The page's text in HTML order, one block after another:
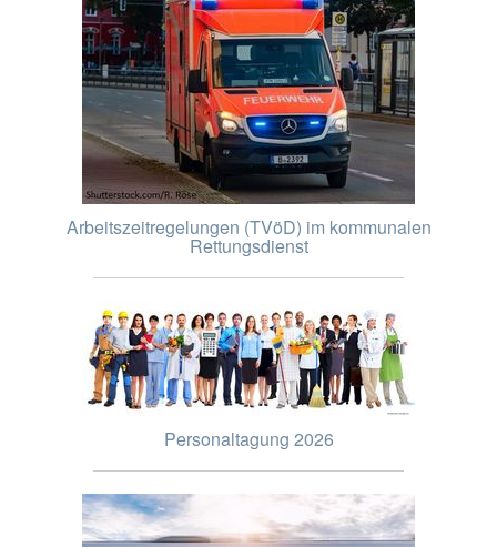
Arbeitszeitregelungen (TVöD) im kommunalen
Rettungsdienst
Personaltagung 2026